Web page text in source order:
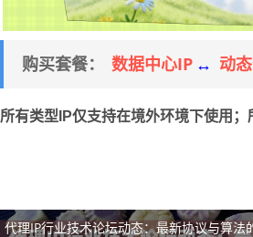
购买套餐： 数据中心IP ↔ 动
所有类型IP仅支持在境外环境下使用
代理IP行业技术论坛动态：最新协议与算法